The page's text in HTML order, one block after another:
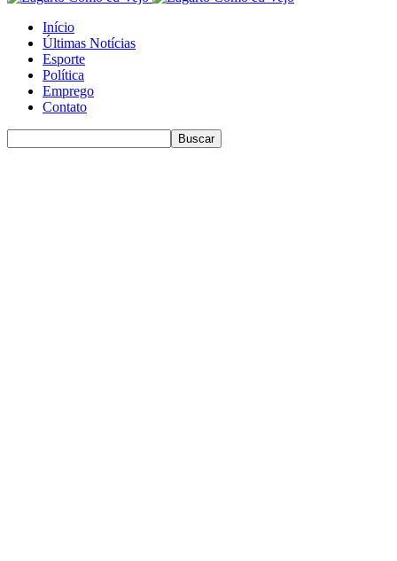
Início
Últimas Notícias
Esporte
Política
Emprego
Contato